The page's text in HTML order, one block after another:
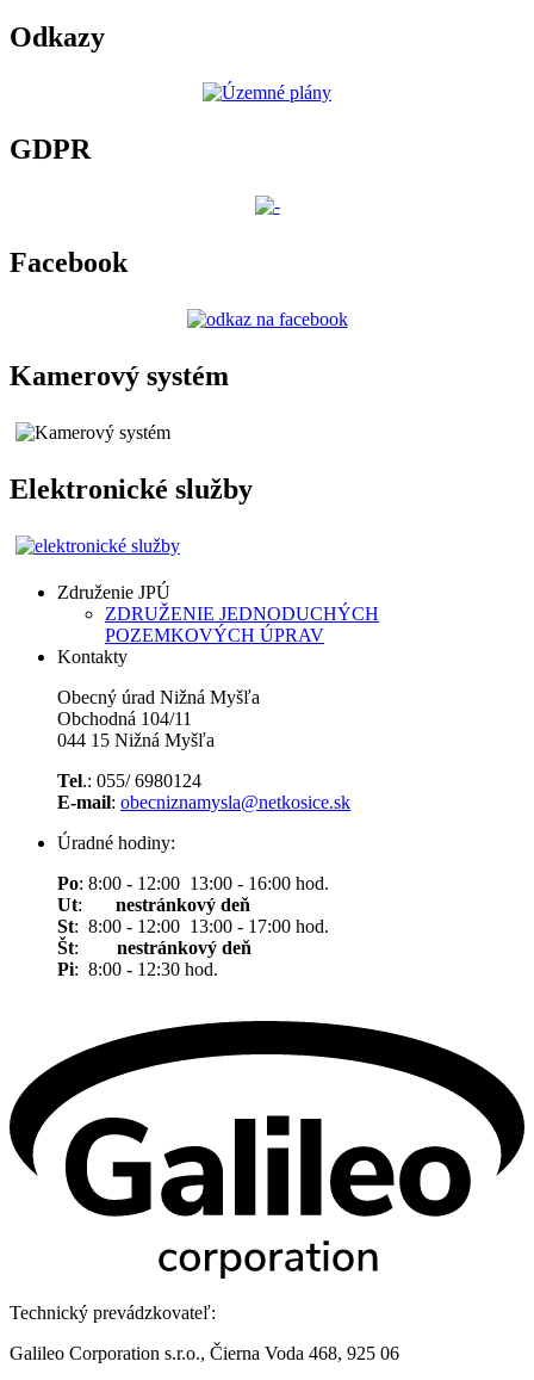
Odkazy
GDPR
Facebook
Kamerový systém
Elektronické služby
Združenie JPÚ
ZDRUŽENIE JEDNODUCHÝCH
POZEMKOVÝCH ÚPRAV
Kontakty
Obecný úrad Nižná Myšľa
Obchodná 104/11
044 15 Nižná Myšľa
Tel.: 055/ 6980124
E-mail: obecniznamysla@netkosice.sk
Úradné hodiny:
Po: 8:00 - 12:00 13:00 - 16:00 hod.
Ut:
nestránkový deň
St: 8:00 - 12:00 13:00 - 17:00 hod.
Št: nestránkový deň
Pi: 8:00 - 12:30 hod.
Technický prevádzkovateľ:
Galileo Corporation s.r.o., Čierna Voda 468, 925 06